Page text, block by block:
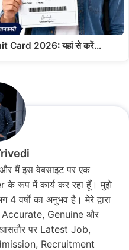
Card 2026: यहां से करें…
मैं इस वेबसाइट पर एक
रूप में कार्य कर रहा हूँ। मुझे
वर्षों का अनुभव है। मेरे द्वारा
Accurate, Genuine और
पर Latest Job,
Recruitment